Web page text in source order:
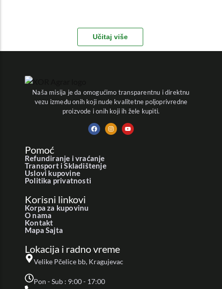
Učitaj više
Naša misija je da omogućimo transparentnu i direktnu
vezu između onih koji nude kvalitetne poljoprivredne
proizvode i onih koji ih žele kupiti.
Pomoć
Refundiranje i vraćanje
Transport i Skladištenje
Uslovi kupovine
Politika privatnosti
Korisni linkovi
Korpa za kupovinu
O nama
Kontakt
Mapa Sajta
Lokacija i radno vreme
Velike Pčelice bb, Kragujevac
Pon - Sub : 9:00 - 17:00